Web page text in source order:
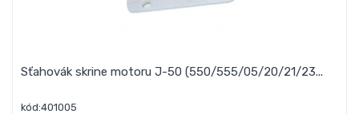
Sťahovák skrine motoru J-50 (550/555/05/20/21/23...
kód:401005